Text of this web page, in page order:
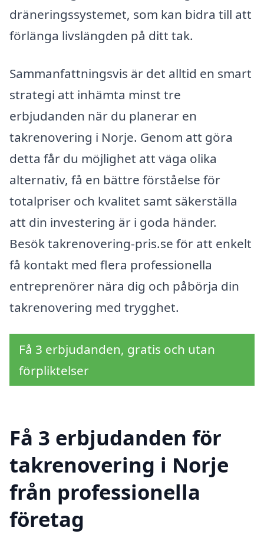
dräneringssystemet, som kan bidra till att
förlänga livslängden på ditt tak.
Sammanfattningsvis är det alltid en smart
strategi att inhämta minst tre
erbjudanden när du planerar en
takrenovering i Norje. Genom att göra
detta får du möjlighet att väga olika
alternativ, få en bättre förståelse för
totalpriser och kvalitet samt säkerställa
att din investering är i goda händer.
Besök takrenovering-pris.se för att enkelt
få kontakt med flera professionella
entreprenörer nära dig och påbörja din
takrenovering med trygghet.
Få 3 erbjudanden, gratis och utan
förpliktelser
Få 3 erbjudanden för
takrenovering i Norje
från professionella
företag